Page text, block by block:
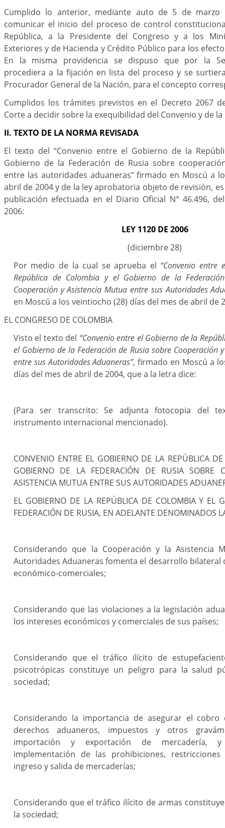
Cumplido lo anterior, mediante auto de 5 de marzo
comunicar el inicio del proceso de control
República, a la Presidente del Congreso y a los
Exteriores y de Hacienda y Crédito Público para los
En la misma providencia se dispuso que por la
procediera a la fijación en lista del proceso y se
Procurador General de la Nación, para el concepto
Cumplidos los trámites previstos en el Decreto 2067
Corte a decidir sobre la exequibilidad del Convenio y de
II. TEXTO DE LA NORMA REVISADA
El texto del “Convenio entre el Gobierno de la
Gobierno de la Federación de Rusia sobre
entre las autoridades aduaneras” firmado en Moscú a
abril de 2004 y de la ley aprobatoria objeto de revisión,
publicación efectuada en el Diario Oficial N° 46.496,
2006:
LEY 1120 DE 2006
(diciembre 28)
Por medio de la cual se aprueba el “Convenio entre
República de Colombia y el Gobierno de la
Cooperación y Asistencia Mutua entre sus Autoridades
en Moscú a los veintiocho (28) días del mes de abril de
EL CONGRESO DE COLOMBIA
Visto el texto del “Convenio entre el Gobierno de la
el Gobierno de la Federación de Rusia sobre Cooperación
entre sus Autoridades Aduaneras”, firmado en Moscú a
días del mes de abril de 2004, que a la letra dice:
(Para ser transcrito: Se adjunta fotocopia del
instrumento internacional mencionado).
CONVENIO ENTRE EL GOBIERNO DE LA REPÚBLICA
GOBIERNO DE LA FEDERACIÓN DE RUSIA SOBRE
ASISTENCIA MUTUA ENTRE SUS AUTORIDADES
EL GOBIERNO DE LA REPÚBLICA DE COLOMBIA Y EL
FEDERACIÓN DE RUSIA, EN ADELANTE DENOMINADOS
Considerando que la Cooperación y la Asistencia
Autoridades Aduaneras fomenta el desarrollo bilateral
económico-comerciales;
Considerando que las violaciones a la legislación
los intereses económicos y comerciales de sus países;
Considerando que el tráfico ilícito de
psicotrópicas constituye un peligro para la salud
sociedad;
Considerando la importancia de asegurar el
derechos aduaneros, impuestos y otros
importación y exportación de mercadería,
implementación de las prohibiciones,
ingreso y salida de mercaderías;
Considerando que el tráfico ilícito de armas
la sociedad;